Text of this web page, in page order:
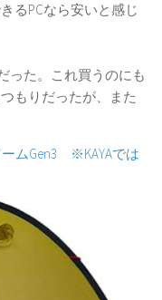
るPCなら安いと感じ
った。これ買うのにも
もりだったが、また
ムGen3 ※KAYAでは